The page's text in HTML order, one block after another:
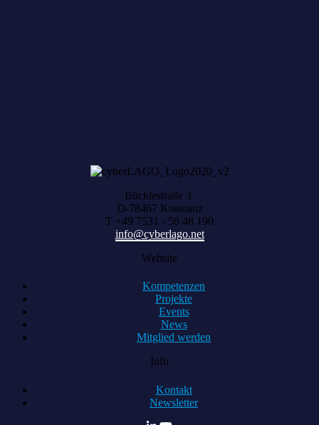
Bücklestraße 3
D-78467 Konstanz
T +49 7531 - 58 48 190
info@cyberlago.net
Website
Kompetenzen
Projekte
Events
News
Mitglied werden
Info
Kontakt
Newsletter